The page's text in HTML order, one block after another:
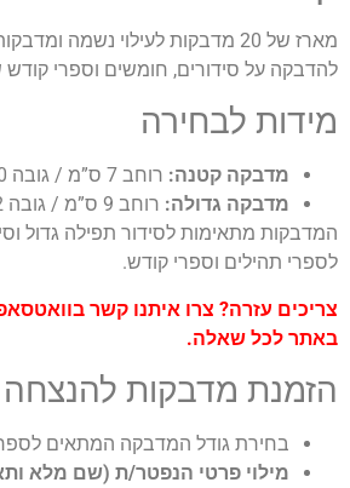
מדבקות לעילוי נשמה ומדבקות להנצחה, המיועדות
חומשים וספרי קודש שונים.
רוחב 7 ס”מ / גובה 10 ס”מ
רוחב 9 ס”מ / גובה 12 ס”מ
תפילה גדול וסידור מנחה וערבית,
קודש.
איתנו קשר בוואטסאפ או בטופס צור קשר
להנצחה
המתאים לספרים שלכם.
ת (שם מלא ותאריך הפטירה).